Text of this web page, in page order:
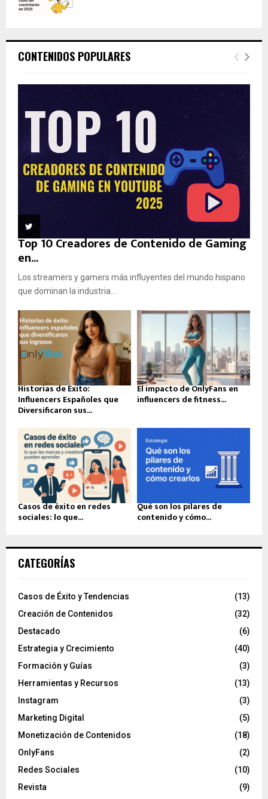
CONTENIDOS POPULARES
Top 10 Creadores de Contenido de Gaming
en...
Los streamers y gamers más influyentes del mundo hispano
que dominan la industria...
Historias de Éxito:
Influencers Españoles que
Diversificaron sus...
El impacto de OnlyFans en
influencers de fitness...
Casos de éxito en redes
sociales: lo que...
Qué son los pilares de
contenido y cómo...
CATEGORÍAS
Casos de Éxito y Tendencias
(13)
Creación de Contenidos
(32)
Destacado
(6)
Estrategia y Crecimiento
(40)
Formación y Guías
(3)
Herramientas y Recursos
(13)
Instagram
(3)
Marketing Digital
(5)
Monetización de Contenidos
(18)
OnlyFans
(2)
Redes Sociales
(10)
Revista
(9)